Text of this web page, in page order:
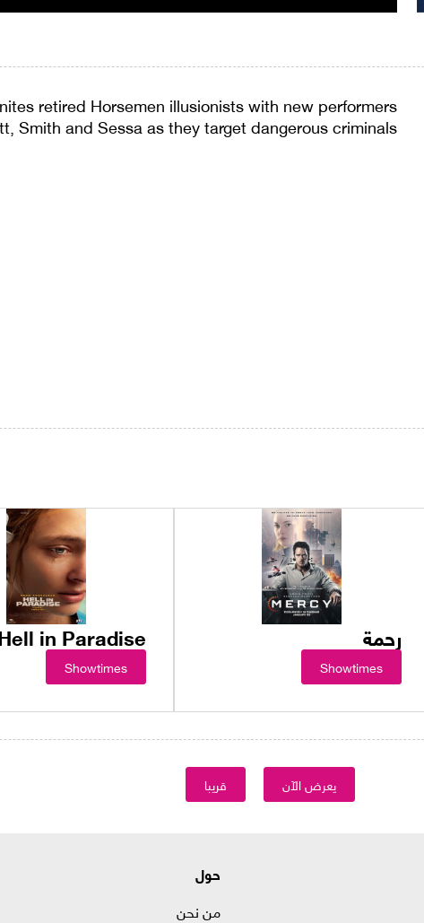
retired Horsemen illusionists with new performers
Smith and Sessa as they target dangerous criminals.
رحمة
Showtimes
in Paradise
Showtimes
يعرض الآن قريبا
حول
من نحن